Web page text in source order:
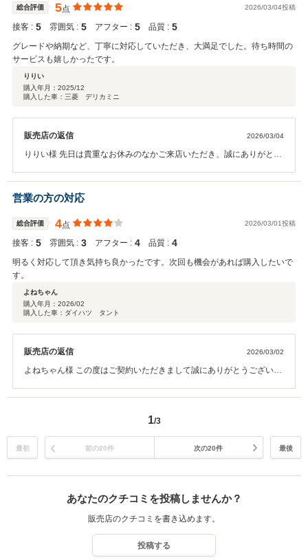
総合評価 5点 2026/03/04投稿
接客 : 5 雰囲気 : 5 アフター : 5 品質 : 5
グレードや納期など、丁寧に対応していただき、大満足でした。待ち時間の
サービスも嬉しかったです。
りりい
購入年月： 2025/12
購入した車：三菱 デリカミニ
販売店の返信 2026/03/04
りりい様 先日は貴重なお休みのなかご来店いただき、誠にありがとう
い、アフターサービスに関しても誠意をもってご対応させていただい
ております。 今後ともお気軽に弊社にお越しくださいませ。宜しくお
営業の方の対応
総合評価 4点 2026/03/01投稿
接客 : 5 雰囲気 : 3 アフター : 4 品質 : 4
明るく対応して頂き気持ち良かったです。次回も機会があれば購入したいで
す。
よねちゃん
購入年月： 2026/02
購入した車：ダイハツ タント
販売店の返信 2026/03/02
よねちゃん様 この度はご契約いただきまして誠にありがとうございま
評価をいただきまして、社員一同心から感謝しております。弊社では
しても誠意をもってご対応させていただいております。今後ともお気
軽に弊社にお越しくださいませ。宜しくお願い致します。
1/3
最初 前の20件 次の20件 最後
あなたのクチコミを投稿しませんか？
販売店のクチコミを書き込めます。
投稿する